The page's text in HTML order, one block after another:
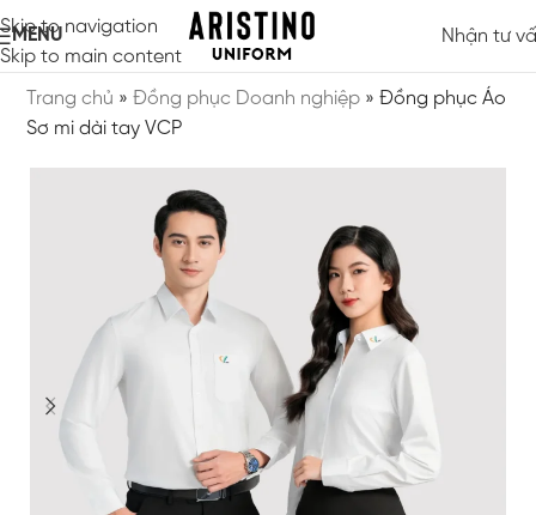
Skip to navigation
Skip to main content
MENU Nhận tư
Trang chủ »Đồng phục Doanh nghiệp »Đồng phục Áo
Sơ mi dài tay VCP